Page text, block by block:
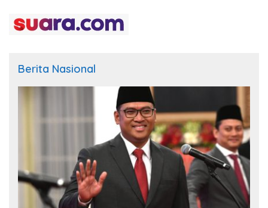
Berita Nasional